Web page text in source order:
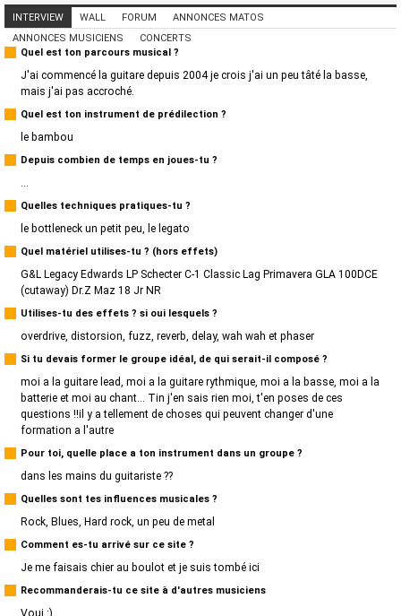
INTERVIEW WALL FORUM
ANNONCES MATOS
ANNONCES MUSICIENS
CONCERTS
Quel est ton parcours musical ?
J'ai commencé la guitare depuis 2004 je crois j'ai un peu tâté la basse,
mais j'ai pas accroché.
Quel est ton instrument de prédilection ?
le bambou
Depuis combien de temps en joues-tu ?
...
Quelles techniques pratiques-tu ?
le bottleneck un petit peu, le legato
Quel matériel utilises-tu ? (hors effets)
G&L Legacy Edwards LP Schecter C-1 Classic Lag Primavera GLA 100DCE
(cutaway) Dr.Z Maz 18 Jr NR
Utilises-tu des effets ? si oui lesquels ?
overdrive, distorsion, fuzz, reverb, delay, wah wah et phaser
Si tu devais former le groupe idéal, de qui serait-il composé ?
moi a la guitare lead, moi a la guitare rythmique, moi a la basse, moi a la
batterie et moi au chant... Tin j'en sais rien moi, t'en poses de ces
questions !!il y a tellement de choses qui peuvent changer d'une
formation a l'autre
Pour toi, quelle place a ton instrument dans un groupe ?
dans les mains du guitariste ??
Quelles sont tes influences musicales ?
Rock, Blues, Hard rock, un peu de metal
Comment es-tu arrivé sur ce site ?
Je me faisais chier au boulot et je suis tombé ici
Recommanderais-tu ce site à d'autres musiciens
Voui :)